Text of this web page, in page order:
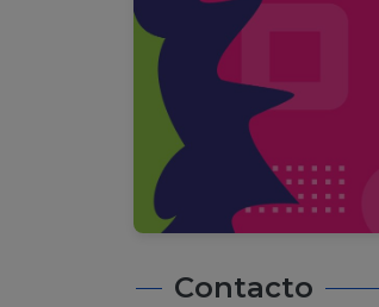
Contacto